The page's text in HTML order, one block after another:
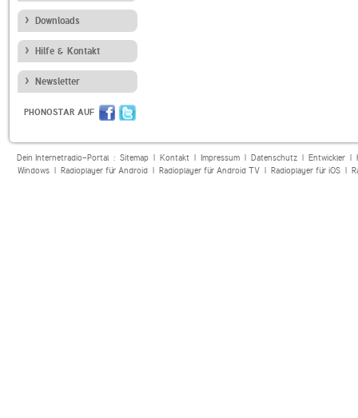
Downloads
Hilfe & Kontakt
Newsletter
PHONOSTAR AUF
Dein Internetradio-Portal : Sitemap| Kontakt| Impressum| Datenschutz| Entwickler|
Windows| Radioplayer für Android| Radioplayer für Android TV| Radioplayer für iOS|